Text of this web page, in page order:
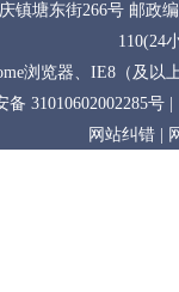
镇塘东街266号 邮政
110(24
浏览器、IE8（及以
备 31010602002285号|
网站纠错